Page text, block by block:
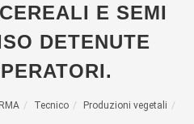
E SEMI
DETENUTE
Tecnico Produzioni vegetali